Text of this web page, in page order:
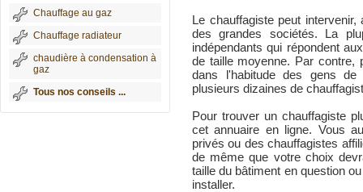
Chauffage au gaz
Chauffage radiateur
chaudière à condensation à
gaz
Tous nos conseils ...
Le chauffagiste peut
des grandes sociétés. La
indépendants qui répondent
de taille moyenne. Par contre,
dans l'habitude des gens
plusieurs dizaines de
Pour trouver un chauffagiste
cet annuaire en ligne. Vous
privés ou des chauffagistes
de même que votre choix
taille du bâtiment en question
installer.